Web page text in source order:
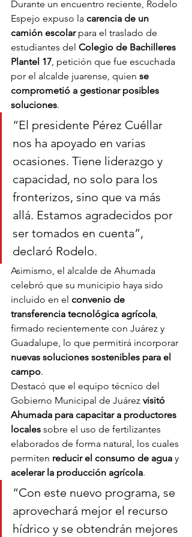
Durante un encuentro reciente, Rodelo
Espejo expuso la carencia de un
camión escolar para el traslado de
estudiantes del Colegio de Bachilleres
Plantel 17, petición que fue escuchada
por el alcalde juarense, quien se
comprometió a gestionar posibles
soluciones.
“El presidente Pérez Cuéllar
nos ha apoyado en varias
ocasiones. Tiene liderazgo y
capacidad, no solo para los
fronterizos, sino que va más
allá. Estamos agradecidos por
ser tomados en cuenta”,
declaró Rodelo.
Asimismo, el alcalde de Ahumada
celebró que su municipio haya sido
incluido en el convenio de
transferencia tecnológica agrícola,
firmado recientemente con Juárez y
Guadalupe, lo que permitirá incorporar
nuevas soluciones sostenibles para el
campo.
Destacó que el equipo técnico del
Gobierno Municipal de Juárez visitó
Ahumada para capacitar a productores
locales sobre el uso de fertilizantes
elaborados de forma natural, los cuales
permiten reducir el consumo de agua y
acelerar la producción agrícola.
“Con este nuevo programa, se
aprovechará mejor el recurso
hídrico y se obtendrán mejores